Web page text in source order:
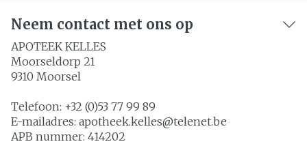
Neem contact met ons op
APOTEEK KELLES
Moorseldorp 21
9310 Moorsel
Telefoon: +32 (0)53 77 99 89
E-mailadres: apotheek.kelles@telenet.be
APB nummer: 414202